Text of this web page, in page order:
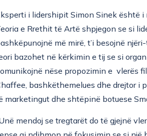
Eksperti i lidershipit Simon Sinek është i
Teoria e Rrethit të Artë shpjegon se si
bashkëpunojnë më mirë, t’i besojnë
teori bazohet në kërkimin e tij se si
komunikojnë nëse propozimin e vlerës
Chaffee, bashkëthemelues dhe drejtor i
të marketingut dhe shtëpinë botuese
“Unë mendoj se tregtarët do të gjejnë